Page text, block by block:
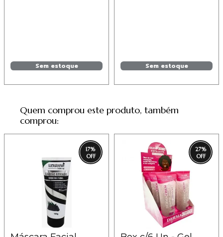
Sem estoque Sem estoque
Quem comprou este produto, também
comprou:
17% 27%